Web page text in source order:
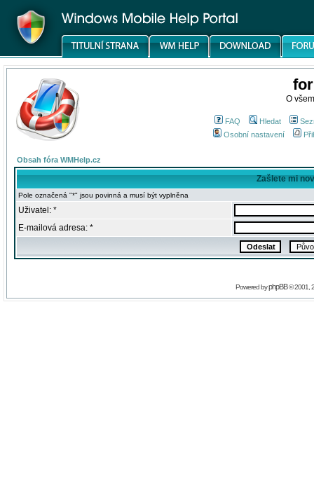
O
FAQ Hledat
Osobní nastavení
Obsah fóra WMHelp.cz
Zašlete mi
Pole označená "*" jsou povinná a musí být vyplněna
Uživatel: *
E-mailová adresa: *
Powered byphpBB© 2001,